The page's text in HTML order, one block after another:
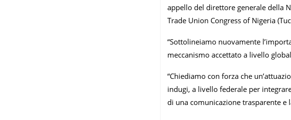
appello del direttore generale della
Trade Union Congress of Nigeria
“Sottolineiamo nuovamente
meccanismo accettato a livello
“Chiediamo con forza che
indugi, a livello federale per
di una comunicazione trasparente e